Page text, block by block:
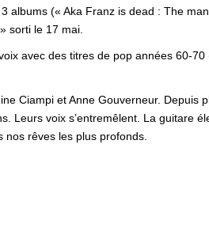
(« Aka Franz is dead : The
sorti le 17 mai.
avec des titres de pop années 60-
Ciampi et Anne Gouverneur. Depuis
voix s’entremêlent. La guitare
rêves les plus profonds.